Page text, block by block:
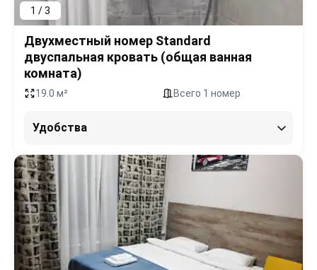
1 / 3
Двухместный номер Standard
двуспальная кровать (общая ванная
комната)
19.0 м² Всего 1 номер
Удобства